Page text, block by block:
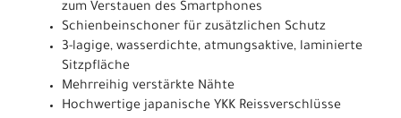
zum Verstauen des Smartphones
Schienbeinschoner für zusätzlichen Schutz
3-lagige, wasserdichte, atmungsaktive, laminierte
Sitzpfläche
Mehrreihig verstärkte Nähte
Hochwertige japanische YKK Reissverschlüsse